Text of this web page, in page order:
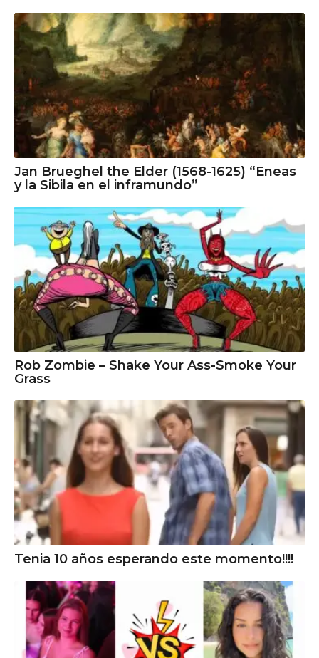
Jan Brueghel the Elder (1568-1625) “Eneas
y la Sibila en el inframundo”
Rob Zombie – Shake Your Ass-Smoke Your
Grass
Tenia 10 años esperando este momento!!!!